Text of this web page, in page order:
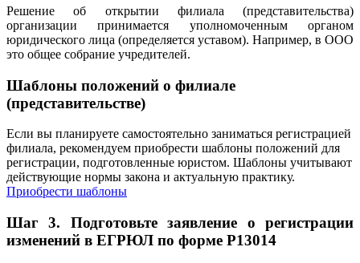
Решение об открытии филиала (представительства)
организации принимается уполномоченным органом
юридического лица (определяется уставом). Например, в ООО
это общее собрание учредителей.
Шаблоны положений о филиале
(представительстве)
Если вы планируете самостоятельно заниматься регистрацией
филиала, рекомендуем приобрести шаблоны положений для
регистрации, подготовленные юристом. Шаблоны учитывают
действующие нормы закона и актуальную практику.
Приобрести шаблоны
Шаг 3. Подготовьте заявление о регистрации
изменений в ЕГРЮЛ по форме Р13014